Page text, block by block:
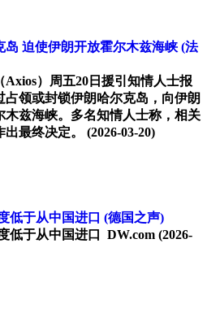
迫使伊朗开放霍尔木兹海峡 (法
）周五20日援引知情人士报
领或封锁伊朗哈尔克岛，向伊朗
兹海峡。多名知情人士称，相关
最终决定。 (2026-03-20)
低于从中国进口 (德国之声)
低于从中国进口 DW.com (2026-